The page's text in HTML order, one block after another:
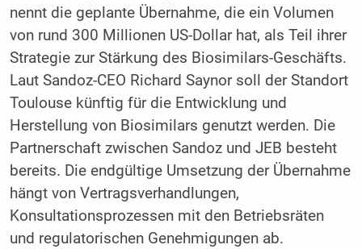
nennt die geplante Übernahme, die ein Volumen
von rund 300 Millionen US-Dollar hat, als Teil ihrer
Strategie zur Stärkung des Biosimilars-Geschäfts.
Laut Sandoz-CEO Richard Saynor soll der Standort
Toulouse künftig für die Entwicklung und
Herstellung von Biosimilars genutzt werden. Die
Partnerschaft zwischen Sandoz und JEB besteht
bereits. Die endgültige Umsetzung der Übernahme
hängt von Vertragsverhandlungen,
Konsultationsprozessen mit den Betriebsräten
und regulatorischen Genehmigungen ab.